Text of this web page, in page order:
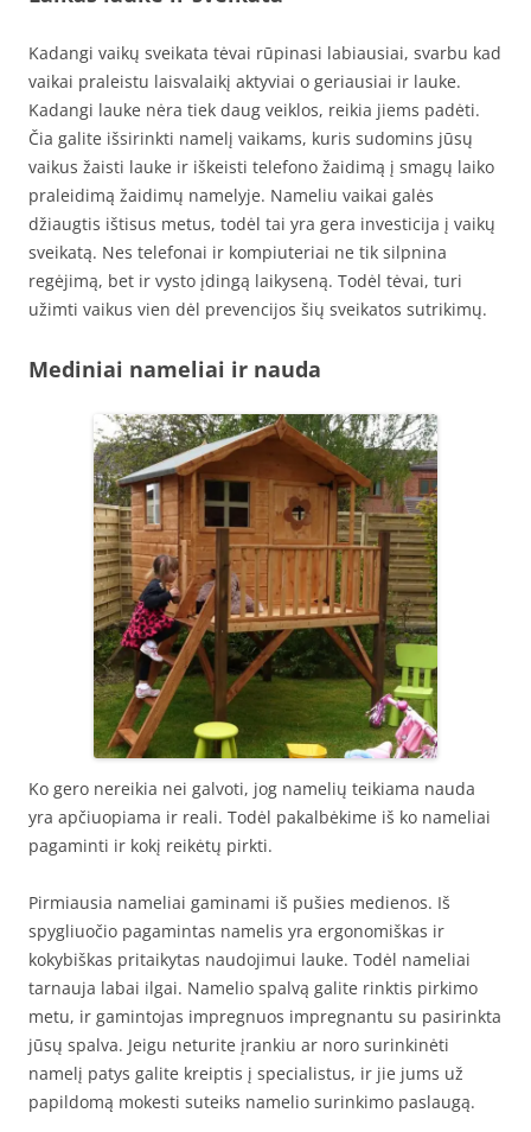
Kadangi vaikų sveikata tėvai rūpinasi labiausiai, svarbu kad
vaikai praleistu laisvalaikį aktyviai o geriausiai ir lauke.
Kadangi lauke nėra tiek daug veiklos, reikia jiems padėti.
Čia galite išsirinkti namelį vaikams, kuris sudomins jūsų
vaikus žaisti lauke ir iškeisti telefono žaidimą į smagų laiko
praleidimą žaidimų namelyje. Nameliu vaikai galės
džiaugtis ištisus metus, todėl tai yra gera investicija į vaikų
sveikatą. Nes telefonai ir kompiuteriai ne tik silpnina
regėjimą, bet ir vysto įdingą laikyseną. Todėl tėvai, turi
užimti vaikus vien dėl prevencijos šių sveikatos sutrikimų.
Mediniai nameliai ir nauda
Ko gero nereikia nei galvoti, jog namelių teikiama nauda
yra apčiuopiama ir reali. Todėl pakalbėkime iš ko nameliai
pagaminti ir kokį reikėtų pirkti.
Pirmiausia nameliai gaminami iš pušies medienos. Iš
spygliuočio pagamintas namelis yra ergonomiškas ir
kokybiškas pritaikytas naudojimui lauke. Todėl nameliai
tarnauja labai ilgai. Namelio spalvą galite rinktis pirkimo
metu, ir gamintojas impregnuos impregnantu su pasirinkta
jūsų spalva. Jeigu neturite įrankiu ar noro surinkinėti
namelį patys galite kreiptis į specialistus, ir jie jums už
papildomą mokesti suteiks namelio surinkimo paslaugą.